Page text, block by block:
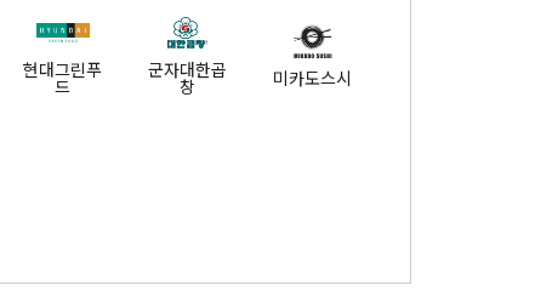
현대그린푸
드
군자대한곱
창 미카도스시